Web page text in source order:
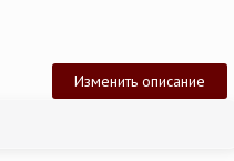
Изменить описание